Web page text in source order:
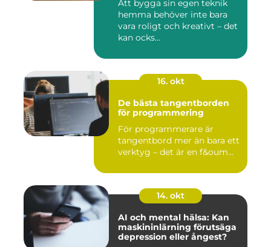
Att bygga sin egen teknik
hemma behöver inte bara
vara roligt och kreativt – det
kan ocks...
16. okt
De bästa tangentborden
för programmering
För programmerare är
tangentbord mer än bara ett
verktyg – det är en f&oum...
14. okt
AI och mental hälsa: Kan
maskininlärning förutsäga
depression eller ångest?